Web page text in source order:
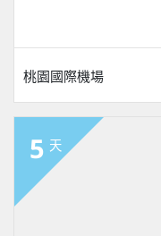
桃園國際機場
5 天